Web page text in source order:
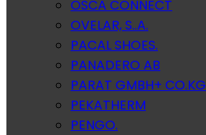
OSCA CONNECT
OVELAR, S..A.
PACAL SHOES.
PANADERO AB
PARAT GMBH+ CO.KG
PEKATHERM
PENGO.